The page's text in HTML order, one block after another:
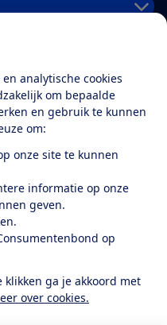
analytische cookies
om bepaalde
en gebruik te kunnen
om:
onze site te kunnen
informatie op onze
geven.
op
klikken ga je akkoord met
over cookies.
Privacyverklaring
Instagram
YoutubeLinkedIn
met gemiddeld